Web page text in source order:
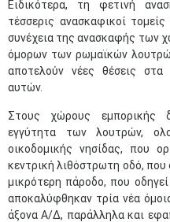
Ειδικότερα, τη φετινή
τέσσερις ανασκαφικοί
συνέχεια της ανασκαφής των
όμορων των ρωμαϊκών
αποτελούν νέες θέσεις στα
αυτών.
Στους χώρους εμπορικής
εγγύτητα των λουτρών,
οικοδομικής νησίδας, που
κεντρική λιθόστρωτη οδό, που
μικρότερη πάροδο, που
αποκαλύφθηκαν τρία νέα
άξονα Α/Δ, παράλληλα και